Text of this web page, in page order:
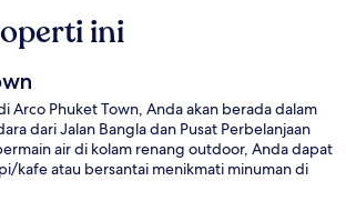
ini
Arco Phuket Town, Anda akan berada dalam
dari Jalan Bangla dan Pusat Perbelanjaan
air di kolam renang outdoor, Anda dapat
kafe atau bersantai menikmati minuman di